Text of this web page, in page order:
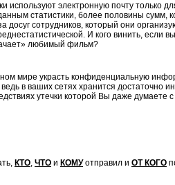
используют электронную почту только
статистики, более половины сумм,
досуг сотрудников, который они
И кого винить, если
любимый фильм?
мире украсть конфиденциальную
в ваших сетях хранится достаточно
утечки которой Вы даже думаете
КТО, ЧТО и КОМУотправил и ОТ КОГО